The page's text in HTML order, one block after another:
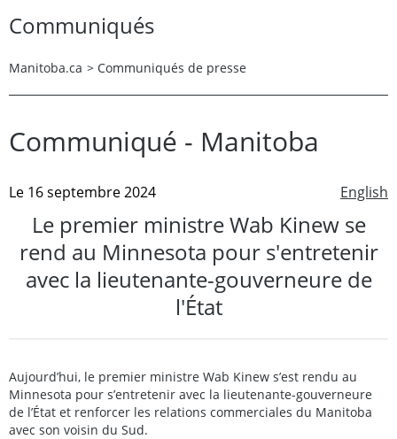
Communiqués
Manitoba.ca > Communiqués de presse
Communiqué - Manitoba
English
Le 16 septembre 2024
Le premier ministre Wab Kinew se
rend au Minnesota pour s'entretenir
avec la lieutenante-gouverneure de
l'État
Aujourd’hui, le premier ministre Wab Kinew s’est rendu au
Minnesota pour s’entretenir avec la lieutenante-gouverneure
de l’État et renforcer les relations commerciales du Manitoba
avec son voisin du Sud.